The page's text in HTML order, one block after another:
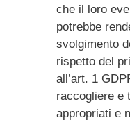
che il loro
potrebbe
svolgimento
rispetto del
all’art. 1
raccogliere e
appropriati e